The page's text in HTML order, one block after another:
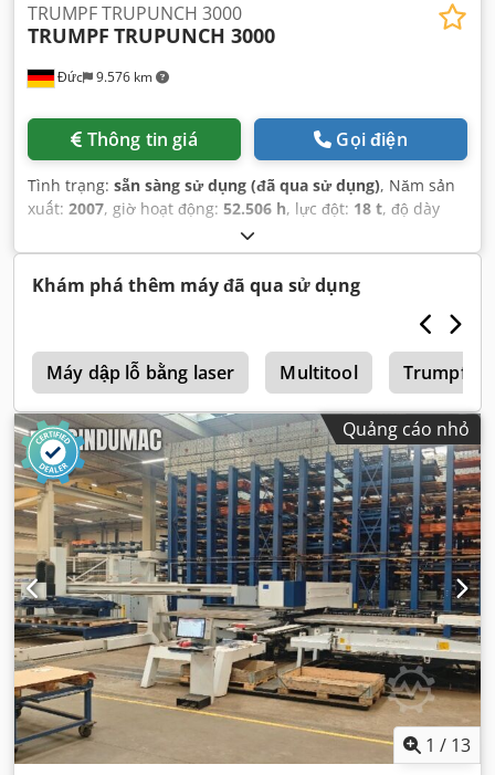
Đức 9.576 km
TRUMPF TRUPUNCH 3000
TRUMPF TRUPUNCH 3000
Thông tin giá Gọi điện
Tình trạng: sẵn sàng sử dụng (đã qua sử dụng), Năm sản
xuất: 2007, giờ hoạt động: 52.506 h, lực đột: 18 t, độ dày
Khám phá thêm máy đã qua sử dụng
Máy dập lỗ bằng laser Multitool Trumpf
Quảng cáo nhỏ
1 / 13